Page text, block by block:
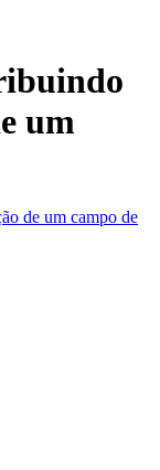
um
de um campo de